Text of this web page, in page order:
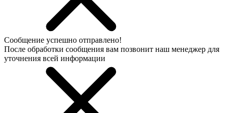
Сообщение успешно отправлено!
После обработки сообщения вам позвонит наш менеджер для
уточнения всей информации